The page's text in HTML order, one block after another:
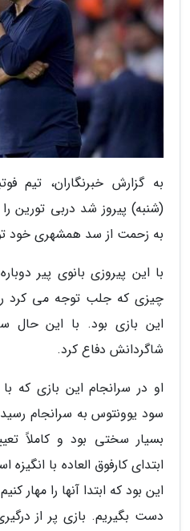
به گزارش خبرنگاران، تیم
(شنبه) پیروز شد دربی تورین
به زحمت از سد همشهری خود
با این پیروزی بانوی پیر
چیزی که جلب توجه می کرد
این بازی بود. با این حال
شاگردانش دفاع کرد.
او در سرانجام این بازی
بسیار سختی بود و کاملاً
ابتدای کارفوق العاده با
این بود که ابتدا آنها را مهار
دست بگیریم. بازی پر از